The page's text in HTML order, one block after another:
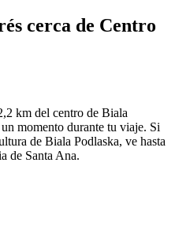
cerca de Centro
km del centro de Biala
momento durante tu viaje. Si
de Biala Podlaska, ve hasta
de Santa Ana.